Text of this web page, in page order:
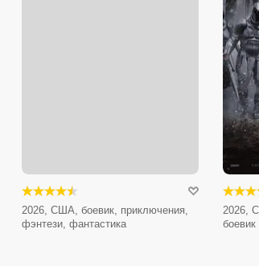
2026, США, боевик, приключения,
фэнтези, фантастика
2026,
боевик